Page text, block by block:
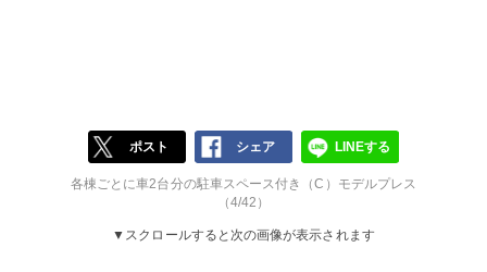
ポスト シェア LINEする
各棟ごとに車2台分の駐車スペース付き（C）モデルプレス
（4/42）
▼スクロールすると次の画像が表示されます